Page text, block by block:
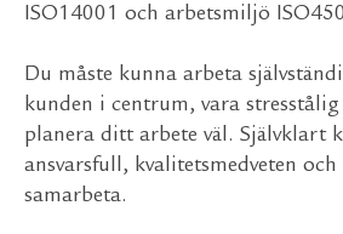
ISO14001 och arbetsmiljö
Du måste kunna arbeta
kunden i centrum, vara
planera ditt arbete väl. Självklart
ansvarsfull, kvalitetsmedveten
samarbeta.